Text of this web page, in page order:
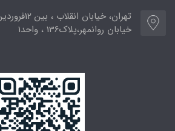
تهران،
خیابان روانمهر،پلاک136 ، واحد1